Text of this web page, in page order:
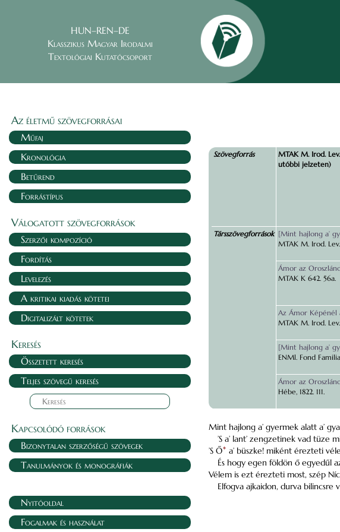
HUN–REN–DE
Klasszikus Magyar Irodalmi
Textológiai Kutatócsoport
Az életmű szövegforrásai
Műfaj
Kronológia
Betűrend
Forrástípus
Válogatott szövegforrások
Szerzői kompozíció
Fordítás
Levelezés
A kritikai kiadás kötetei
Digitalizált kötetek
Keresés
Összetett keresés
Teljes szövegű keresés
Kapcsolódó források
Bizonytalan szerzőségű szövegek
Tanulmányok és monográfiák
Nyitóoldal
Fogalmak és használat
Szövegforrás
MTAK M. Irod.
utóbbi jelzeten)
Társszövegforrások [Mint hajlong a’
MTAK M. Irod.
Ámor az
MTAK K 642. 56a.
Az Ámor Képénél
MTAK M. Irod.
[Mint hajlong a’
ENMl. Fond
Ámor az
Hébe, 1822. 111.
Mint hajlong a’ gyermek alatt a’
’S a’ lant’ zengzetinek vad tüze
’S Ő* a’ büszke! miként érezteti
És hogy egen földön ő egyedűl
Vélem is ezt érezteti most, szép
Elfogva ajkaidon, durva bilincsre